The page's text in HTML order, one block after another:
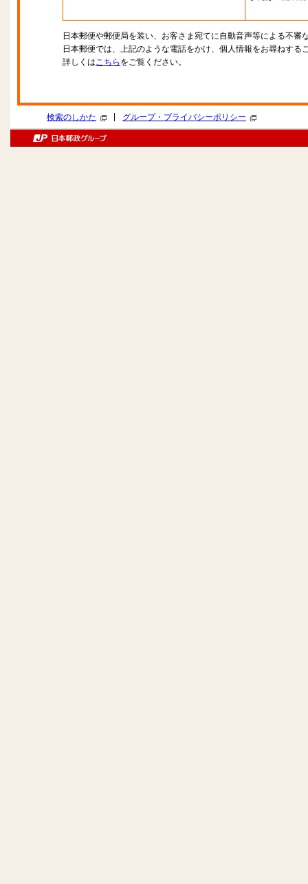
日本郵便や郵便局を装い、お客さま宛てに自動音声等による不審
日本郵便では、上記のような電話をかけ、個人情報をお尋ねする
詳しくはこちら をご覧ください。
検索のしかた グループ・プライバシーポリシー